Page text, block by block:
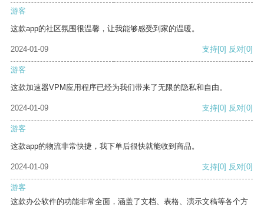
游客
这款app的社区氛围很温馨，让我能够感受到家的温暖。
2024-01-09 支持[0] 反对[0]
游客
这款加速器VPM应用程序已经为我们带来了无限的隐私和自由。
2024-01-09 支持[0] 反对[0]
游客
这款app的物流非常快捷，我下单后很快就能收到商品。
2024-01-09 支持[0] 反对[0]
游客
这款办公软件的功能非常全面，涵盖了文档、表格、演示文稿等各个方